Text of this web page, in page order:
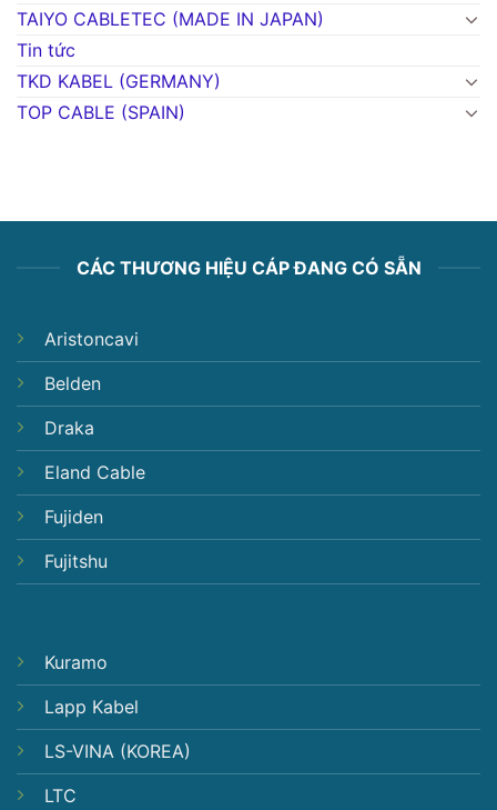
TAIYO CABLETEC (MADE IN JAPAN)
Tin tức
TKD KABEL (GERMANY)
TOP CABLE (SPAIN)
CÁC THƯƠNG HIỆU CÁP ĐANG CÓ SẴN
Aristoncavi
Belden
Draka
Eland Cable
Fujiden
Fujitshu
Kuramo
Lapp Kabel
LS-VINA (KOREA)
LTC